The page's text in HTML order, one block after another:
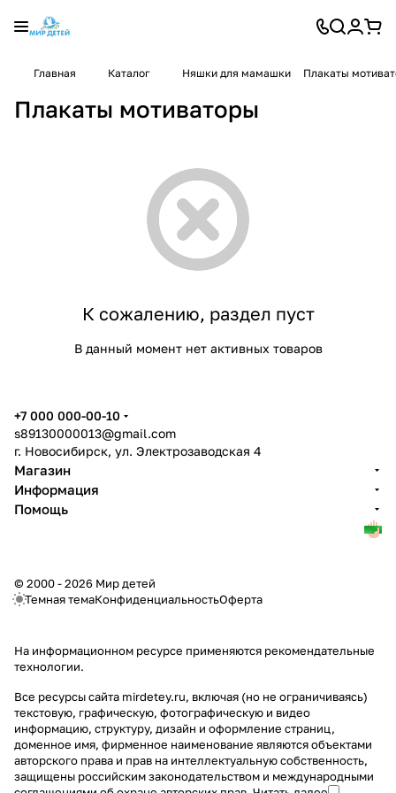
Главная Каталог Няшки для мамашки Плакаты
Плакаты мотиваторы
К сожалению, раздел пуст
В данный момент нет активных товаров
+7 000 000-00-10
s89130000013@gmail.com
г. Новосибирск, ул. Электрозаводская 4
Магазин
Информация
Помощь
© 2000 - 2026 Мир детей
Темная темаКонфиденциальностьОферта
На информационном ресурсе применяются рекомендательные
технологии.
Все ресурсы сайта mirdetey.ru, включая (но не ограничиваясь)
текстовую, графическую, фотографическую и видео
информацию, структуру, дизайн и оформление страниц,
доменное имя, фирменное наименование являются объектами
авторского права и прав на интеллектуальную собственность,
защищены российским законодательством и международными